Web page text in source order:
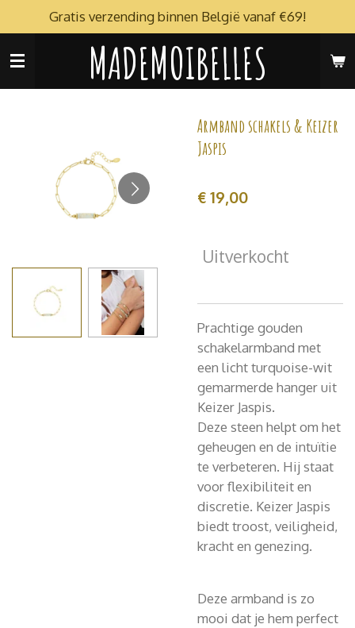
direct
naar
MADEMOIBELLES
Gratis verzending binnen België vanaf €69!
Armband schakels & Keizer
Jaspis
€ 19,00
Uitverkocht
Prachtige gouden
schakelarmband met
een licht turquoise-wit
gemarmerde hanger uit
Keizer Jaspis.
Deze steen helpt om het
geheugen en de intuïtie
te verbeteren. Hij staat
voor flexibiliteit en
discretie. Keizer Jaspis
biedt troost, veiligheid,
kracht en genezing.
Deze armband is zo
mooi dat je hem perfect